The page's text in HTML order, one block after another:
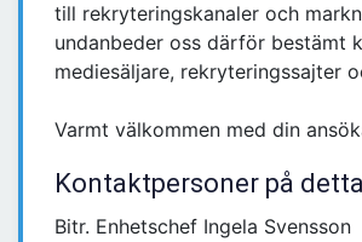
till rekryteringskanaler och
undanbeder oss därför bestämt
mediesäljare, rekryteringssajter
Varmt välkommen med din
Kontaktpersoner på
Bitr. Enhetschef Ingela Svensson